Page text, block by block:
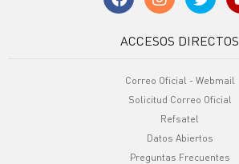
ACCESOS DIRECTOS
Correo Oficial - Webmail
Solicitud Correo Oficial
Refsatel
Datos Abiertos
Preguntas Frecuentes